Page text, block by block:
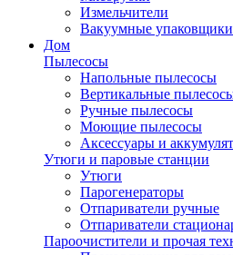
Измельчители
Вакуумные упаковщики
Дом
Пылесосы
Напольные пылесосы
Вертикальные
Ручные пылесосы
Моющие пылесосы
Аксессуары и
Утюги и паровые станции
Утюги
Парогенераторы
Отпариватели ручные
Отпариватели
Пароочистители и прочая